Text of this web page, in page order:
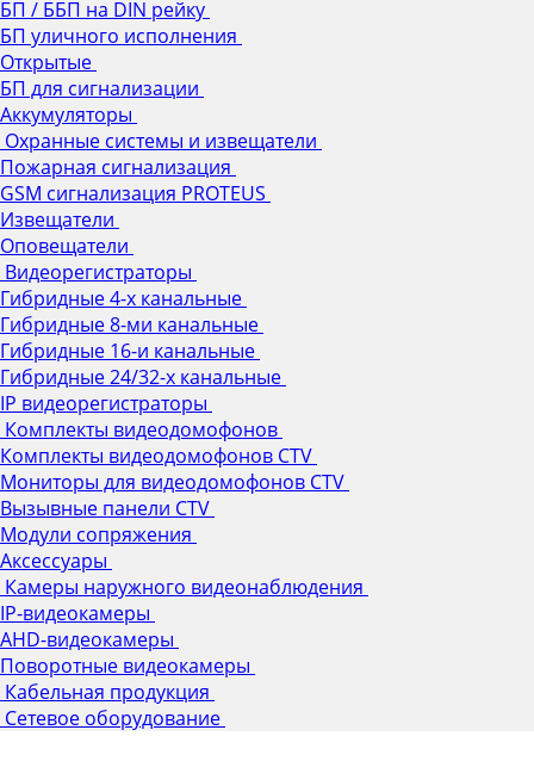
БП / ББП на DIN рейку
БП уличного исполнения
Открытые
БП для сигнализации
Аккумуляторы
Охранные системы и извещатели
Пожарная сигнализация
GSM сигнализация PROTEUS
Извещатели
Оповещатели
Видеорегистраторы
Гибридные 4-х канальные
Гибридные 8-ми канальные
Гибридные 16-и канальные
Гибридные 24/32-х канальные
IP видеорегистраторы
Комплекты видеодомофонов
Комплекты видеодомофонов CTV
Мониторы для видеодомофонов CTV
Вызывные панели CTV
Модули сопряжения
Аксессуары
Камеры наружного видеонаблюдения
IP-видеокамеры
AHD-видеокамеры
Поворотные видеокамеры
Кабельная продукция
Сетевое оборудование